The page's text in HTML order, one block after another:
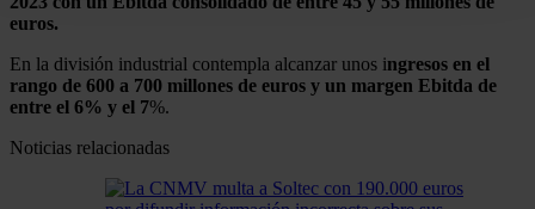
Obtenga más información sobre cómo se procesan sus
datos personales y establezca sus preferencias en la
sección de datos
consentimiento en cualquier momento en la Declaración
euros.
En la división industrial contempla alcanzar unos ingresos en el
rango de 600 a 700 millones de euros y un margen Ebitda de
entre el 6% y el 7%.
Noticias relacionadas